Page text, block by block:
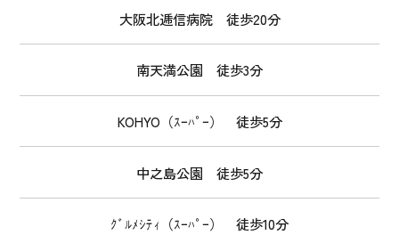
大阪北逓信病院 徒歩20分
南天満公園 徒歩3分
KOHYO（ｽｰﾊﾟｰ） 徒歩5分
中之島公園 徒歩5分
ｸﾞﾙﾒｼﾃｨ（ｽｰﾊﾟｰ） 徒歩10分